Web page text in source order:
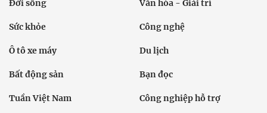
Đời sống Văn hóa - Giải trí
Sức khỏe Công nghệ
Ô tô xe máy Du lịch
Bất động sản Bạn đọc
Tuần Việt Nam Công nghiệp hỗ trợ